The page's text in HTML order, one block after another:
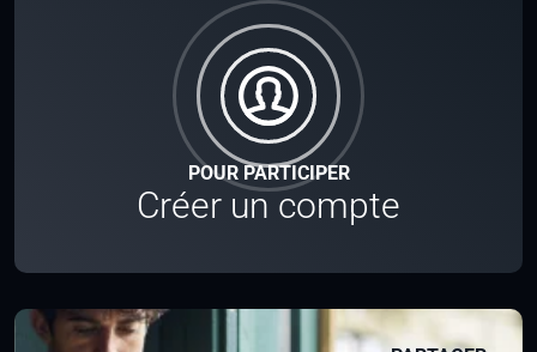
POUR PARTICIPER
Créer un compte